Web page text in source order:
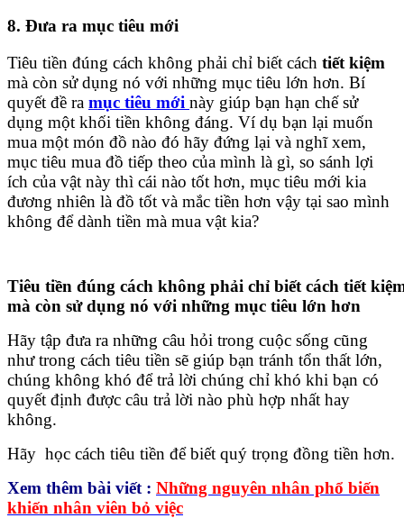
8. Đưa ra mục tiêu mới
Tiêu tiền đúng cách không phải chỉ biết cách tiết kiệm
mà còn sử dụng nó với những mục tiêu lớn hơn. Bí
quyết đề ra mục tiêu mới này giúp bạn hạn chế sử
dụng một khối tiền không đáng. Ví dụ bạn lại muốn
mua một món đồ nào đó hãy đứng lại và nghĩ xem,
mục tiêu mua đồ tiếp theo của mình là gì, so sánh lợi
ích của vật này thì cái nào tốt hơn, mục tiêu mới kia
đương nhiên là đồ tốt và mắc tiền hơn vậy tại sao mình
không để dành tiền mà mua vật kia?
Tiêu tiền đúng cách không phải chỉ biết cách tiết
mà còn sử dụng nó với những mục tiêu lớn hơn
Hãy tập đưa ra những câu hỏi trong cuộc sống cũng
như trong cách tiêu tiền sẽ giúp bạn tránh tổn thất lớn,
chúng không khó để trả lời chúng chỉ khó khi bạn có
quyết định được câu trả lời nào phù hợp nhất hay
không.
Hãy học cách tiêu tiền để biết quý trọng đồng tiền hơn.
Xem thêm bài viết : Những nguyên nhân phổ biến
khiến nhân viên bỏ việc